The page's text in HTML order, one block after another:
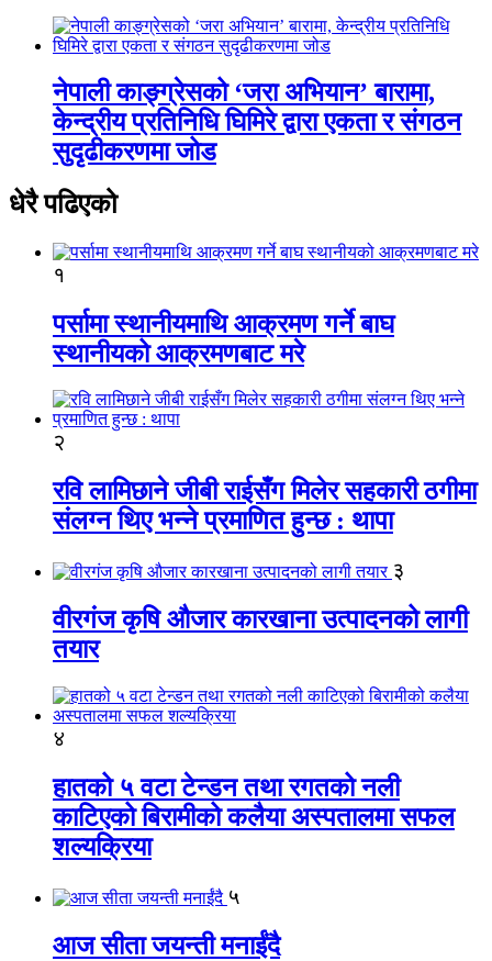
नेपाली काङ्ग्रेसको ‘जरा अभियान’ बारामा,
केन्द्रीय प्रतिनिधि घिमिरे द्वारा एकता र संगठन
सुदृढीकरणमा जोड
धेरै पढिएको
१
पर्सामा स्थानीयमाथि आक्रमण गर्ने बाघ
स्थानीयको आक्रमणबाट मरे
२
रवि लामिछाने जीबी राईसँग मिलेर सहकारी ठगीमा
संलग्न थिए भन्ने प्रमाणित हुन्छ : थापा
३
वीरगंज कृषि औजार कारखाना उत्पादनको लागी
तयार
४
हातको ५ वटा टेन्डन तथा रगतको नली
काटिएको बिरामीको कलैया अस्पतालमा सफल
शल्यक्रिया
५
आज सीता जयन्ती मनाईंदै